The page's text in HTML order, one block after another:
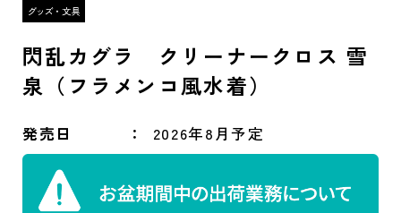
閃乱カグラ クリーナークロス 雪
泉（フラメンコ風水着）
発売日 2026年8月予定